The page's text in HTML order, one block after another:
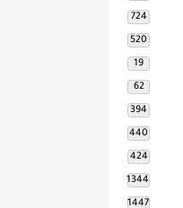
724
520
19
62
394
440
424
1344
1447